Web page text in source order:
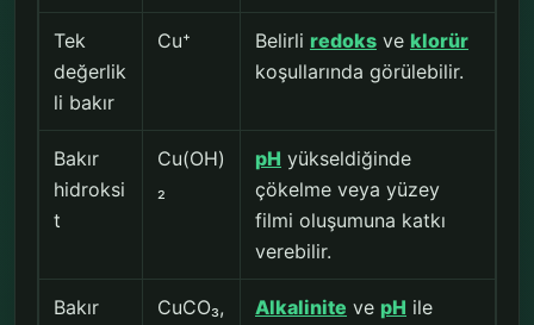
Tek
değerlik
li bakır
Cu⁺ Belirli redoks ve klorür
koşullarında görülebilir.
Bakır
hidroksi
t
Cu(OH)
₂
pH yükseldiğinde
çökelme veya yüzey
filmi oluşumuna katkı
verebilir.
Bakır
CuCO₃,
Alkalinite ve pH ile